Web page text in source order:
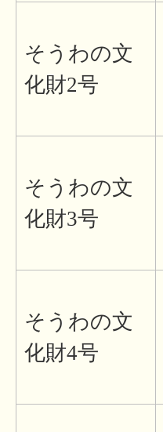
そうわの文
化財2号
そうわの文
化財3号
そうわの文
化財4号